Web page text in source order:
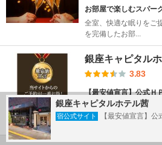
お部屋で楽しむスパー
全室、快適な眠りをご
を完備したお部...
銀座キャピタル
3.83
【最安値宣言】公式Ｈ
★公式ＨＰ予約特典★
だからこその...
銀座キャピタルホテル茜
宿公式サイト 【最安値宣言】